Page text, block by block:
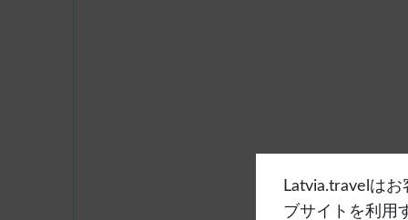
Latvia.travelは
ブサイトを利用